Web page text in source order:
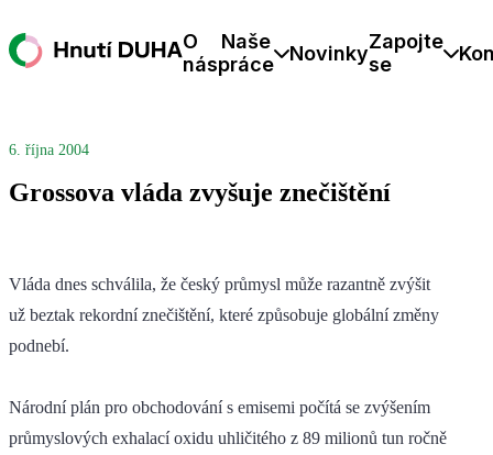
O
nás
Naše
práce
NovinkyZapojte
se
6. října 2004
Grossova vláda zvyšuje znečištění
Vláda dnes schválila, že český průmysl může razantně zvýšit
už beztak rekordní znečištění, které způsobuje globální změny
podnebí.
Národní plán pro obchodování s emisemi počítá se zvýšením
průmyslových exhalací oxidu uhličitého z 89 milionů tun ročně